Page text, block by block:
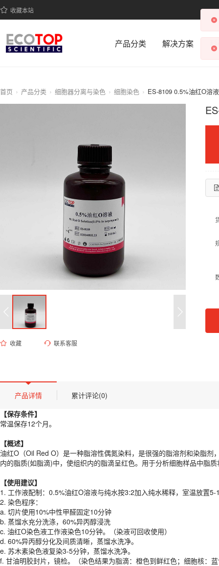
收藏本站
产品分类 解决方案
首页 产品分类 细胞器分离与染色 细胞染色 ES-8109 0.5%油红O溶液
收藏 联系客服
产品描述
【保存条件】
常温保存12个月。
【概述】
【使用建议 】
1. 工作液配制：0.5% 油红O溶液与纯水按3:2 加入纯水稀释，室温放置5-
染色程序：
a.切片使用10%中性甲醛固定10分钟
b. 蒸馏水充分洗涤，60%异丙醇浸洗
c. 油红O染色液工作液染色10分钟。（染液可回收使用）
d. 60%异丙醇分化及间质清晰，蒸馏水洗净。
e. 苏木素染色液复染3-5分钟，蒸馏水洗净。
f. 甘油明胶封片，镜检。（染色结果为脂滴：橙色到鲜红色；细胞核：
【注意事项】
1.为了您的安全与健康，请穿实验服并戴一次性手套操作。
产品详情
累计评论(0)
【保存条件】
常温保存12个月。
【概述】
油红O（Oil Red O）是一种脂溶性偶氮染料，是很强的脂溶剂和染脂
内的脂质(如脂滴)中，使组织内的脂滴呈红色。用于分析细胞样品中脂
【使用建议】
1. 工作液配制： 0.5%油红O溶液与纯水按3:2加入纯水稀释，室温放置5-
2. 染色程序：
a. 切片使用10%中性甲醛固定10分钟
b. 蒸馏水充分洗涤，60%异丙醇浸洗
c. 油红O染色液工作液染色10分钟。（染液可回收使用）
d. 60%异丙醇分化及间质清晰，蒸馏水洗净。
e. 苏木素染色液复染3-5分钟，蒸馏水洗净。
f. 甘油明胶封片，镜检。（染色结果为脂滴：橙色到鲜红色；细胞核：